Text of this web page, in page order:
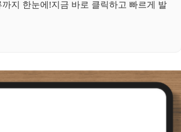
지 한눈에!지금 바로 클릭하고 빠르게 발